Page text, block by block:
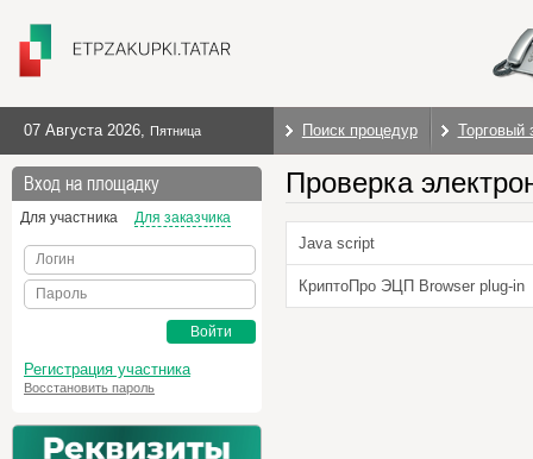
07 Августа 2026, Пятница Поиск процедур Торговый
Вход на площадку
Для участника Для заказчика
Логин
Пароль
Войти
Регистрация участника
Восстановить пароль
Проверка
Java script
КриптоПро ЭЦП Browser plug-in